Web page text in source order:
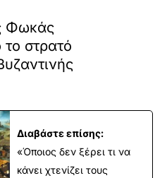
Φωκάς
στρατό
Διαβάστε επίσης:
«Όποιος δεν ξέρει τι να
κάνει χτενίζει τους